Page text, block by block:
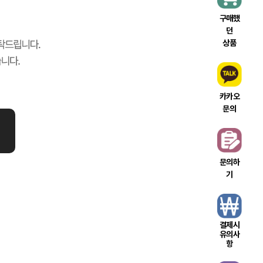
구매했
던
상품
카카오
문의
문의하
기
결제시
유의사
항